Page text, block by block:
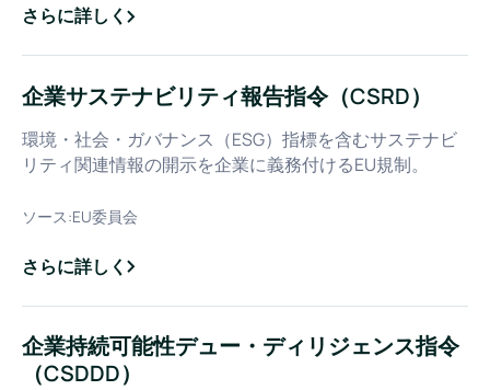
さらに詳しく
about
二酸化炭素換算 (CO2e)
企業サステナビリティ報告指令（CSRD）
環境・社会・ガバナンス（ESG）指標を含むサステナビ
リティ関連情報の開示を企業に義務付けるEU規制。
ソース:EU委員会
さらに詳しく
about
企業サステナビリティ報告指令（CSRD）
企業持続可能性デュー・ディリジェンス指令
（CSDDD）